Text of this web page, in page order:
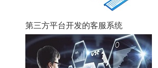
第三方平台开发的客服系统